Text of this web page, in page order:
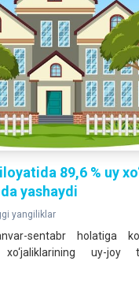
89,6 % uy
yashaydi
yangiliklar
sentabr holatiga
uy-joy